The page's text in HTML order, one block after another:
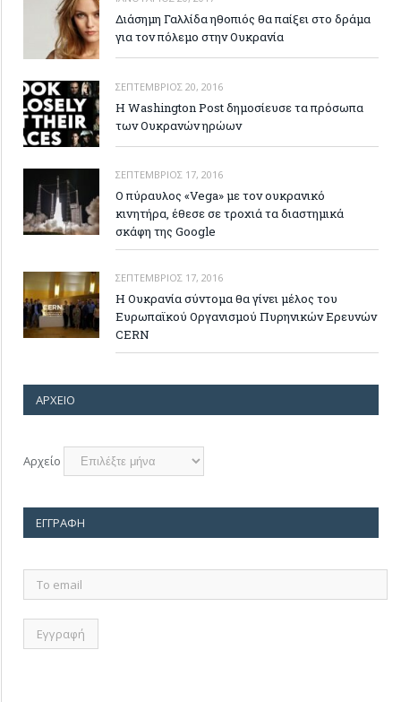
Διάσημη Γαλλίδα ηθοπιός θα παίξει στο δράμα
για τον πόλεμο στην Ουκρανία
ΣΕΠΤΈΜΒΡΙΟΣ 20, 2016
Η Washington Post δημοσίευσε τα πρόσωπα
των Ουκρανών ηρώων
ΣΕΠΤΈΜΒΡΙΟΣ 17, 2016
Ο πύραυλος «Vega» με τον ουκρανικό
κινητήρα, έθεσε σε τροχιά τα διαστημικά
σκάφη της Google
ΣΕΠΤΈΜΒΡΙΟΣ 17, 2016
Η Ουκρανία σύντομα θα γίνει μέλος του
Ευρωπαϊκού Οργανισμού Πυρηνικών Ερευνών
CERN
ΑΡΧΕΊΟ
Αρχείο
ΕΓΓΡΑΦΉ
email